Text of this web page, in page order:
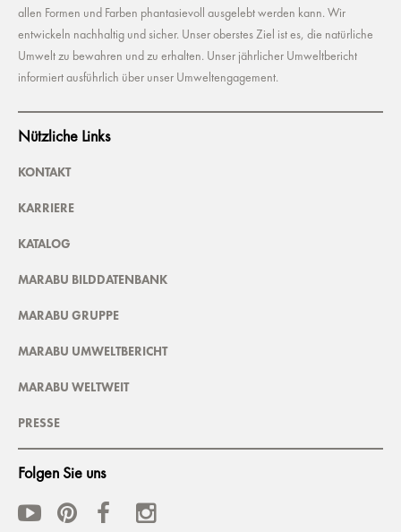
allen Formen und Farben phantasievoll ausgelebt werden kann. Wir
entwickeln nachhaltig und sicher. Unser oberstes Ziel ist es, die natürliche
Umwelt zu bewahren und zu erhalten. Unser jährlicher Umweltbericht
informiert ausführlich über unser Umweltengagement.
Nützliche Links
KONTAKT
KARRIERE
KATALOG
MARABU BILDDATENBANK
MARABU GRUPPE
MARABU UMWELTBERICHT
MARABU WELTWEIT
PRESSE
Folgen Sie uns